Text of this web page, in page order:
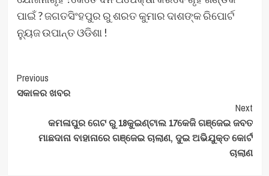
ପାଇଁ ? ଜଗତସିଂହପୁର ରୁ ଶରତ କୁମାର ଦାଶଙ୍କ ରିପୋର୍ଟ
ନ୍ୟୁଜ ଉପାନ୍ତ ଓଡିଶା !
Post
Navigation
Previous
ସକାଳର ଖବର
Next
କମଳାପୁର ଗେଟ ରୁ 18କୁଇଣ୍ଟାଲ 17କେଜି ଗଞ୍ଜେଇ ଜବତ
ମାଛଦାନା ବାହାନାରେ ଗଞ୍ଜେଇ ଚାଲାଣ, ଦୁଇ ଅଭିଯୁକ୍ତ କୋର୍ଟ
ଚାଲାଣ